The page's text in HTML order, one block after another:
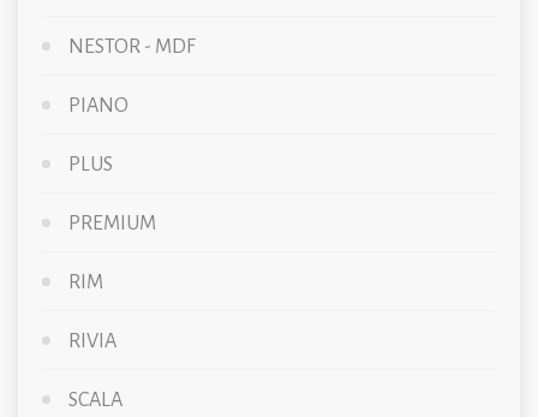
NESTOR - MDF
PIANO
PLUS
PREMIUM
RIM
RIVIA
SCALA